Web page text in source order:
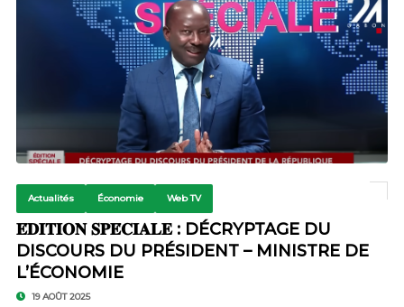
Actualités Économie Web TV
𝐄́𝐃𝐈𝐓𝐈𝐎𝐍 𝐒𝐏𝐄́𝐂𝐈𝐀𝐋𝐄 : DÉCRYPTAGE DU
DISCOURS DU PRÉSIDENT – MINISTRE DE
L’ÉCONOMIE
19 AOÛT 2025